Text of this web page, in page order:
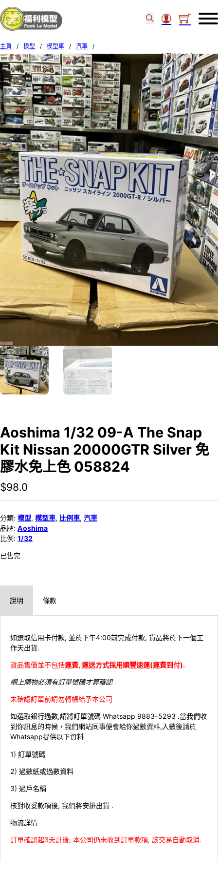
主頁 / 模型 / 模型車 / 汽車
/
Aoshima 1/32 09-A The Snap Kit Nissan 20000GTR Silver 免膠水免上色 058824
Aoshima 1/32 09-A The Snap
Kit Nissan 20000GTR Silver 免
膠水免上色 058824
$98.0
分類: 模型, 模型車, 比例車, 汽車
品牌: Aoshima
比例: 1/32
已售完
說明 條款
如選取信用卡付款, 並於下午4:00前完成付款, 貨品將於下一個工
作天出貨.
貨品售價並不包括運費, 運送方式採用順豐速運(運費到付).
網上購物必須有訂單號碼才算確認
未確認訂單前請勿轉帳給予本公司
如選取銀行過數,請將訂單號碼 Whatsapp 9883-5293 .當我們收
到你訊息的時候，我們網站同事便會給你過數資料,入數後請於
Whatsapp提供以下資料
1) 訂單號碼
2) 過數紙或過數資料
3) 過戶名稱
核對收妥款項後, 我們將安排出貨 .
物流詳情
訂單確認起3天計後, 本公司仍未收到訂單款項, 該交易自動取消.